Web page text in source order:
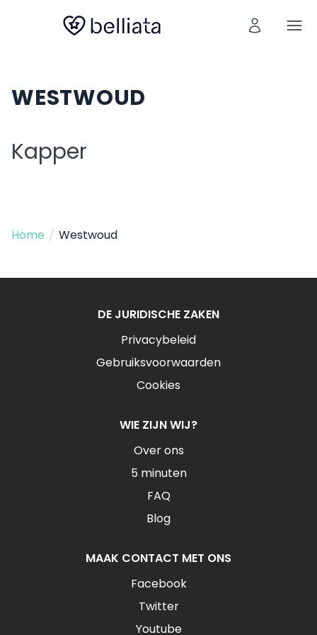
WESTWOUD
Kapper
Home / Westwoud
DE JURIDISCHE ZAKEN
Privacybeleid
Gebruiksvoorwaarden
Cookies
WIE ZIJN WIJ?
Over ons
5 minuten
FAQ
Blog
MAAK CONTACT MET ONS
Facebook
Twitter
Youtube